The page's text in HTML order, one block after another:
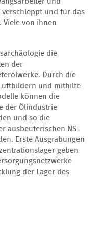
verschleppt und für das
Viele von ihnen
die
der
Durch die
und mithilfe
können die
der Ölindustrie
und so die
ausbeuterischen NS-
Erste Ausgrabungen
geben
der Lager des